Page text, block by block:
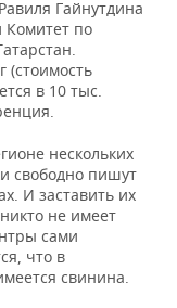
Гайнутдина
Комитет по
(стоимость
в 10 тыс.
нескольких
свободно пишут
И заставить их
не имеет
сами
что в
свинина.